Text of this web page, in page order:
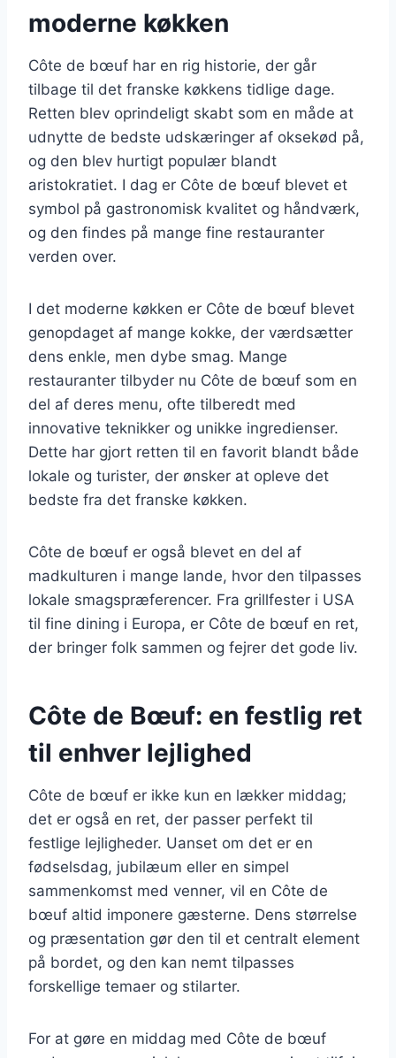
moderne køkken
Côte de bœuf har en rig historie, der går
tilbage til det franske køkkens tidlige dage.
Retten blev oprindeligt skabt som en måde at
udnytte de bedste udskæringer af oksekød på,
og den blev hurtigt populær blandt
aristokratiet. I dag er Côte de bœuf blevet et
symbol på gastronomisk kvalitet og håndværk,
og den findes på mange fine restauranter
verden over.
I det moderne køkken er Côte de bœuf blevet
genopdaget af mange kokke, der værdsætter
dens enkle, men dybe smag. Mange
restauranter tilbyder nu Côte de bœuf som en
del af deres menu, ofte tilberedt med
innovative teknikker og unikke ingredienser.
Dette har gjort retten til en favorit blandt både
lokale og turister, der ønsker at opleve det
bedste fra det franske køkken.
Côte de bœuf er også blevet en del af
madkulturen i mange lande, hvor den tilpasses
lokale smagspræferencer. Fra grillfester i USA
til fine dining i Europa, er Côte de bœuf en ret,
der bringer folk sammen og fejrer det gode liv.
Côte de Bœuf: en festlig ret
til enhver lejlighed
Côte de bœuf er ikke kun en lækker middag;
det er også en ret, der passer perfekt til
festlige lejligheder. Uanset om det er en
fødselsdag, jubilæum eller en simpel
sammenkomst med venner, vil en Côte de
bœuf altid imponere gæsterne. Dens størrelse
og præsentation gør den til et centralt element
på bordet, og den kan nemt tilpasses
forskellige temaer og stilarter.
For at gøre en middag med Côte de bœuf